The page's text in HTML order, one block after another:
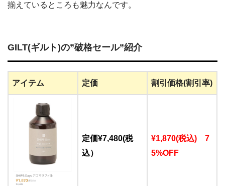
揃えているところも魅力なんです。
GILT(ギルト)の”破格セール”紹介
アイテム 定価 割引価格(割引率)
定価¥7,480(税
込）
¥1,870(税込) 7
5%OFF